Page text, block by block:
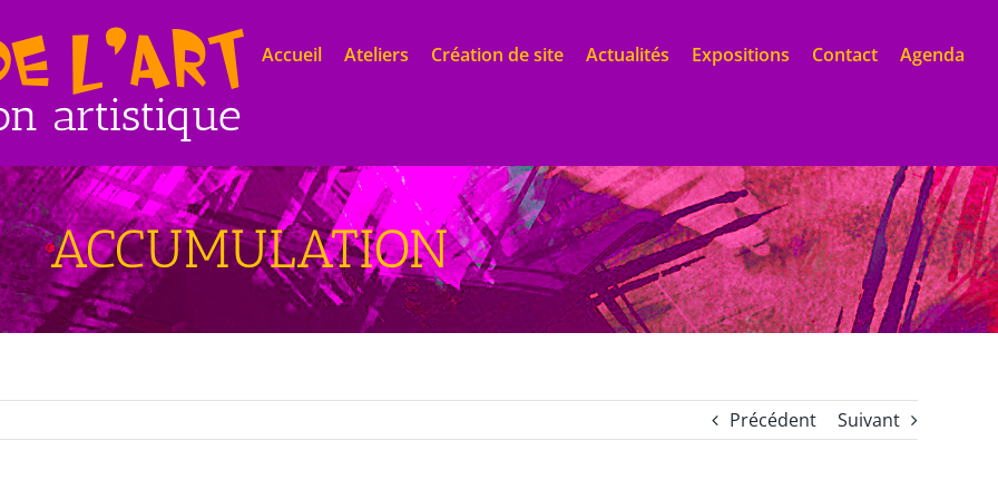
Accueil Ateliers Création de site Actualités Expositions Contact Agenda
ACCUMULATION
Précédent Suivant